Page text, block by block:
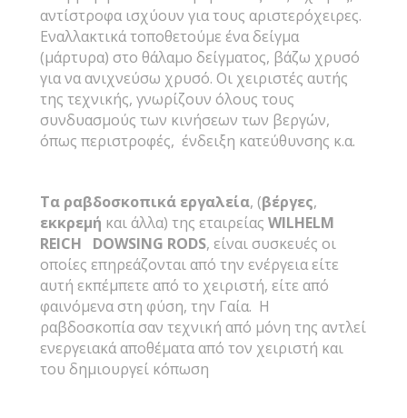
αντίστροφα ισχύουν για τους αριστερόχειρες.
Εναλλακτικά τοποθετούμε ένα δείγμα
(μάρτυρα) στο θάλαμο δείγματος, βάζω χρυσό
για να ανιχνεύσω χρυσό. Οι χειριστές αυτής
της τεχνικής, γνωρίζουν όλους τους
συνδυασμούς των κινήσεων των βεργών,
όπως περιστροφές, ένδειξη κατεύθυνσης κ.α.
Τα ραβδοσκοπικά εργαλεία, (βέργες,
εκκρεμή και άλλα) της εταιρείας WILHELM
REICH DOWSING RODS, είναι συσκευές οι
οποίες επηρεάζονται από την ενέργεια είτε
αυτή εκπέμπετε από το χειριστή, είτε από
φαινόμενα στη φύση, την Γαία. Η
ραβδοσκοπία σαν τεχνική από μόνη της αντλεί
ενεργειακά αποθέματα από τον χειριστή και
του δημιουργεί κόπωση